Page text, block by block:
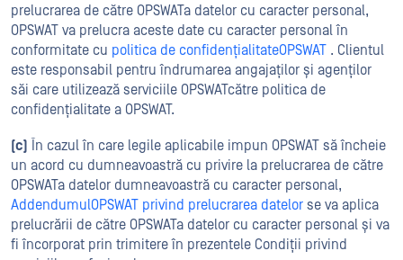
prelucrarea de către OPSWATa datelor cu caracter personal,
OPSWAT va prelucra aceste date cu caracter personal în
conformitate cu politica de confidențialitateOPSWAT . Clientul
este responsabil pentru îndrumarea angajaților și agenților
săi care utilizează serviciile OPSWATcătre politica de
confidențialitate a OPSWAT.
(c) În cazul în care legile aplicabile impun OPSWAT să încheie
un acord cu dumneavoastră cu privire la prelucrarea de către
OPSWATa datelor dumneavoastră cu caracter personal,
AddendumulOPSWAT privind prelucrarea datelor se va aplica
prelucrării de către OPSWATa datelor cu caracter personal și va
fi încorporat prin trimitere în prezentele Condiții privind